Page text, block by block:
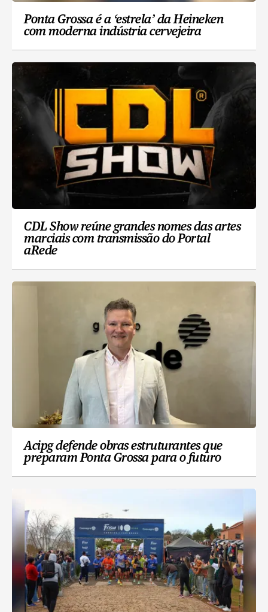
Ponta Grossa é a ‘estrela’ da Heineken
com moderna indústria cervejeira
CDL Show reúne grandes nomes das artes
marciais com transmissão do Portal
aRede
Acipg defende obras estruturantes que
preparam Ponta Grossa para o futuro